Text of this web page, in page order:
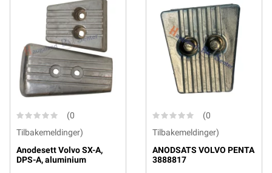
(0
Tilbakemeldinger)
Anodesett Volvo SX-A,
DPS-A, aluminium
(0
Tilbakemeldinger)
ANODSATS VOLVO PENTA
3888817